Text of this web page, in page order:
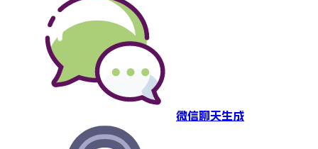
微信聊天生成